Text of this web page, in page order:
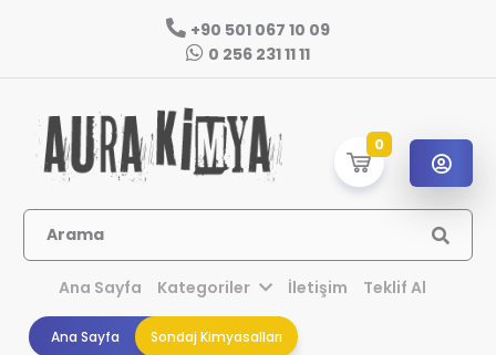
+90 501 067 10 09
0 256 231 11 11
0
Arama
Ana Sayfa Kategoriler İletişim Teklif Al
Ana Sayfa Sondaj Kimyasalları